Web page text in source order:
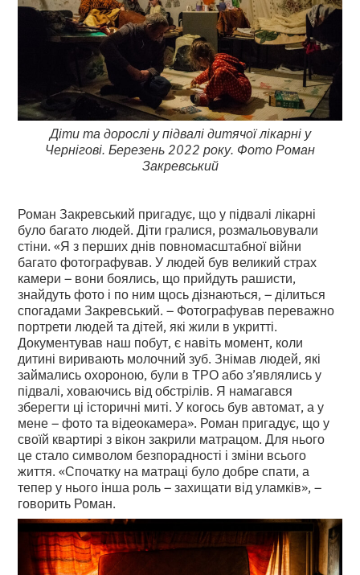
Діти та дорослі у підвалі дитячої лікарні у
Чернігові. Березень 2022 року. Фото Роман
Закревський
Роман Закревський пригадує, що у підвалі лікарні
було багато людей. Діти гралися, розмальовували
стіни. «Я з перших днів повномасштабної війни
багато фотографував. У людей був великий страх
камери – вони боялись, що прийдуть рашисти,
знайдуть фото і по ним щось дізнаються, – ділиться
спогадами Закревський. – Фотографував переважно
портрети людей та дітей, які жили в укритті.
Документував наш побут, є навіть момент, коли
дитині виривають молочний зуб. Знімав людей, які
займались охороною, були в ТРО або з’являлись у
підвалі, ховаючись від обстрілів. Я намагався
зберегти ці історичні миті. У когось був автомат, а у
мене – фото та відеокамера». Роман пригадує, що у
своїй квартирі з вікон закрили матрацом. Для нього
це стало символом безпорадності і зміни всього
життя. «Спочатку на матраці було добре спати, а
тепер у нього інша роль – захищати від уламків», –
говорить Роман.